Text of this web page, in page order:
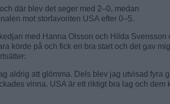
där blev det seger med 2–0, medan
mot storfavoriten USA efter 0–5.
med Hanna Olsson och Hilda Svensson
körde på och fick en bra start och det gav mig
aldrig att glömma. Dels blev jag utvisad fyra
vinna. USA är ett riktigt bra lag och dem